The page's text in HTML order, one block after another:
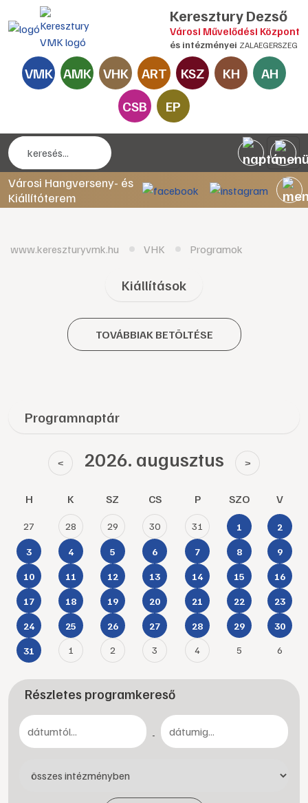
Keresztury Dezső
Városi Művelődési Központ
és intézményei ZALAEGERSZEG
VMK AMK VHK ART KSZ KH
AH
CSB
EP
Városi Hangverseny- és
Kiállítóterem
www.kereszturyvmk.hu VHK Programok
Kiállítások
TOVÁBBIAK BETÖLTÉSE
Programnaptár
< 2026. augusztus >
H K SZ CS P SZO V
27 28 29 30 31 1 2
3 4 5 6 7 8 9
10 11 12 13 14 15 16
17 18 19 20 21 22 23
24 25 26 27 28 29 30
31 1 2 3 4 5 6
Részletes programkereső
-